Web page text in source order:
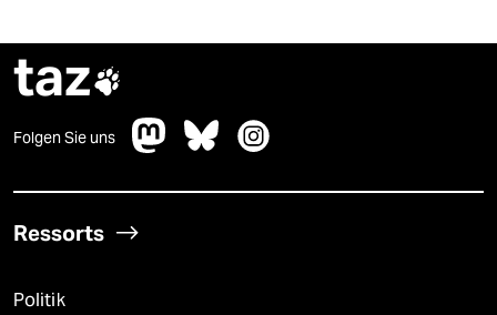
taz
Folgen Sie uns
Ressorts
Politik